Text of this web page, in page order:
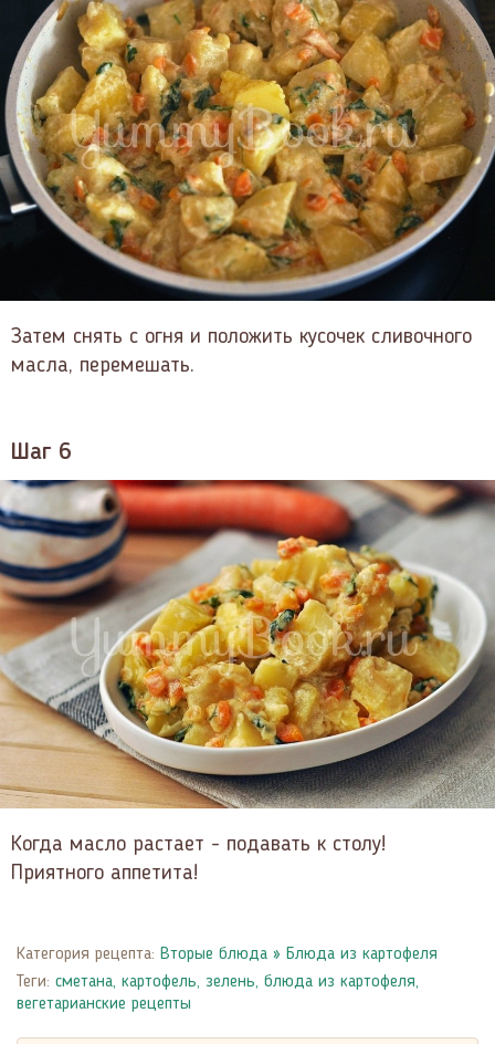
Затем снять с огня и положить кусочек сливочного
масла, перемешать.
Шаг 6
Когда масло растает - подавать к столу!
Приятного аппетита!
Категория рецепта: Вторые блюда » Блюда из картофеля
Теги: сметана, картофель, зелень, блюда из картофеля,
вегетарианские рецепты